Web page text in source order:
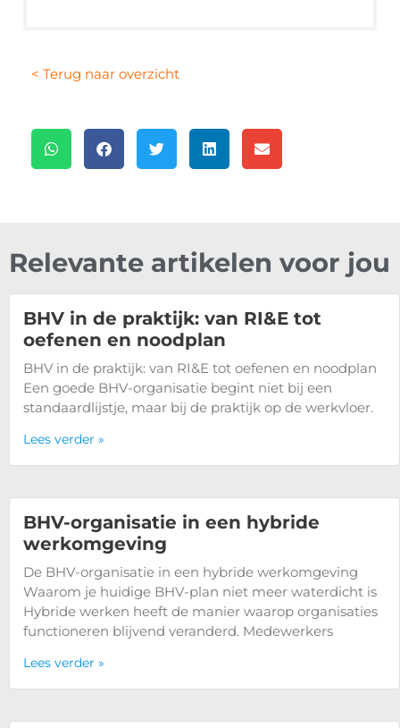
< Terug naar overzicht
Relevante artikelen voor jou
BHV in de praktijk: van RI&E tot
oefenen en noodplan
BHV in de praktijk: van RI&E tot oefenen en noodplan
Een goede BHV-organisatie begint niet bij een
standaardlijstje, maar bij de praktijk op de werkvloer.
Lees verder »
BHV-organisatie in een hybride
werkomgeving
De BHV-organisatie in een hybride werkomgeving
Waarom je huidige BHV-plan niet meer waterdicht is
Hybride werken heeft de manier waarop organisaties
functioneren blijvend veranderd. Medewerkers
Lees verder »